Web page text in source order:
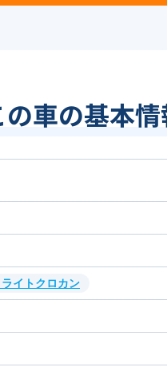
の車の基本
イトクロカン